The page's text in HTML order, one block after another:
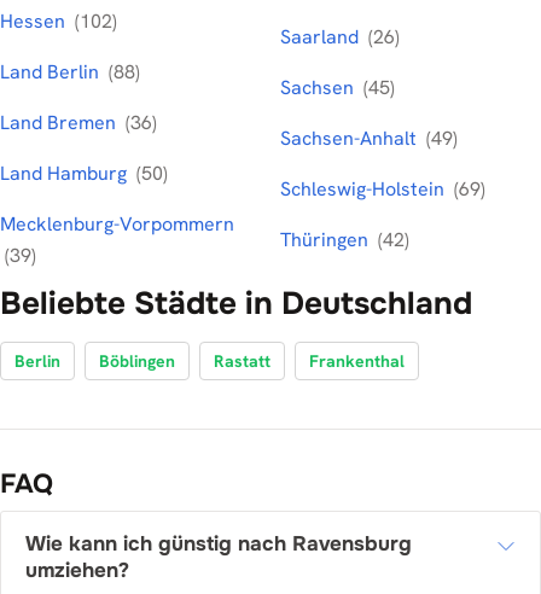
Hessen (102)
Land Berlin (88)
Land Bremen (36)
Land Hamburg (50)
Mecklenburg-Vorpommern
(39)
Saarland (26)
Sachsen (45)
Sachsen-Anhalt (49)
Schleswig-Holstein (69)
Thüringen (42)
Beliebte Städte in Deutschland
Berlin Böblingen Rastatt Frankenthal
FAQ
Wie kann ich günstig nach Ravensburg
umziehen?